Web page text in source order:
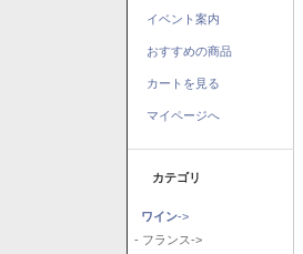
イベント案内
おすすめの商品
カートを見る
マイページへ
カテゴリ
ワイン->
- フランス->